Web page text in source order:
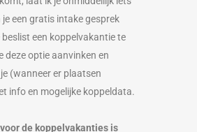
jeeen gratis intake gesprek
een koppelvakantie te
deze optie aanvinken en
(wanneer er plaatsen
info en mogelijke koppeldata.
de koppelvakanties is